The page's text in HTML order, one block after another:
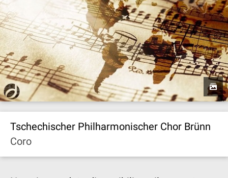
Tschechischer Philharmonischer Chor Brünn
Coro